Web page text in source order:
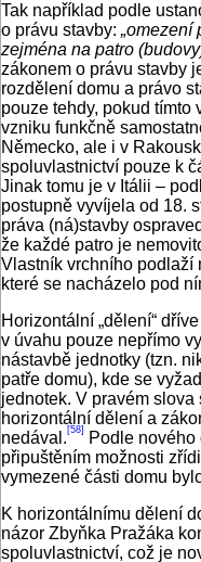
Tak například podle
o právu stavby: „omezení
zejména na patro
zákonem o právu stavby
rozdělení domu a právo
pouze tehdy, pokud
vzniku funkčně
Německo, ale i v
spoluvlastnictví pouze k
Jinak tomu je v Itálii –
postupně vyvíjela od 18.
práva (ná)stavby
že každé patro je
Vlastník vrchního podlaží
které se nacházelo pod
Horizontální „dělení“
v úvahu pouze nepřímo
nástavbě jednotky (tzn.
patře domu), kde se
jednotek. V pravém
horizontální dělení a
nedával. [58]
Podle
připuštěním možnosti
vymezené části domu
K horizontálnímu dělení
názor Zbyňka Pražáka
spoluvlastnictví, což je